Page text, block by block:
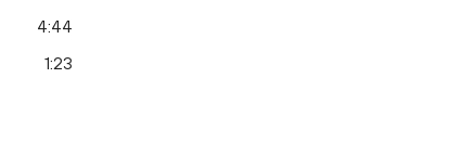
4:44
1:23